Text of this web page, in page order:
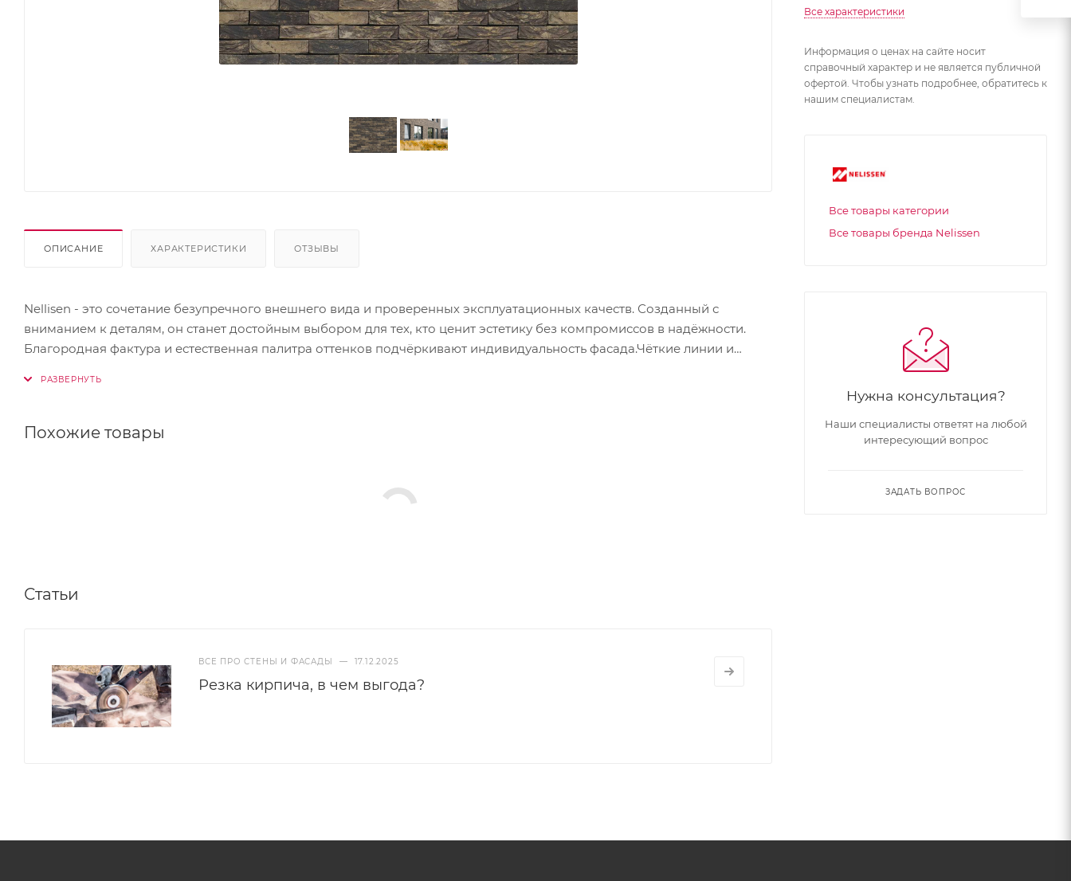
ОПИСАНИЕ ХАРАКТЕРИСТИКИ ОТЗЫВЫ
Nellisen - это сочетание безупречного внешнего вида и проверенных эксплуатационных качеств. Созданный с
вниманием к деталям, он станет достойным выбором для тех, кто ценит эстетику без компромиссов в надёжности.
Благородная фактура и естественная палитра оттенков подчёркивают индивидуальность фасада.Чёткие линии и
Похожие товары
Статьи
ВСЕ ПРО СТЕНЫ И ФАСАДЫ — 17.12.2025
Резка кирпича, в чем выгода?
Все характеристики
Информация о ценах на сайте носит
справочный характер и не является публичной
офертой. Чтобы узнать подробнее, обратитесь к
нашим специалистам.
Все товары категории
Все товары бренда Nelissen
Нужна консультация?
Наши специалисты ответят на любой
интересующий вопрос
ЗАДАТЬ ВОПРОС